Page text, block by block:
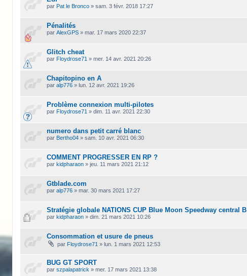
par Pat le Bronco »sam. 3 févr. 2018 17:27
Pénalités
parAlexGPS »mar. 17 mars 2020 22:37
Glitch cheat
par Floydrose71 »mer. 14 avr. 2021 20:26
Chapitopino en A
paralp776 »lun. 12 avr. 2021 19:26
Problème connexion multi-pilotes
par Floydrose71 »dim. 11 avr. 2021 22:30
numero dans petit carré blanc
par Bertho04 »sam. 10 avr. 2021 06:30
COMMENT PROGRESSER EN RP ?
parkidpharaon »jeu. 11 mars 2021 21:12
Gtblade.com
paralp776 »mar. 30 mars 2021 17:27
Stratégie globale NATIONS CUP Blue Moon Speedway central B
parkidpharaon »dim. 21 mars 2021 10:26
Consommation et usure de pneus
par Floydrose71 »lun. 1 mars 2021 12:53
BUG GT SPORT
parszpalapatrick »mer. 17 mars 2021 13:38